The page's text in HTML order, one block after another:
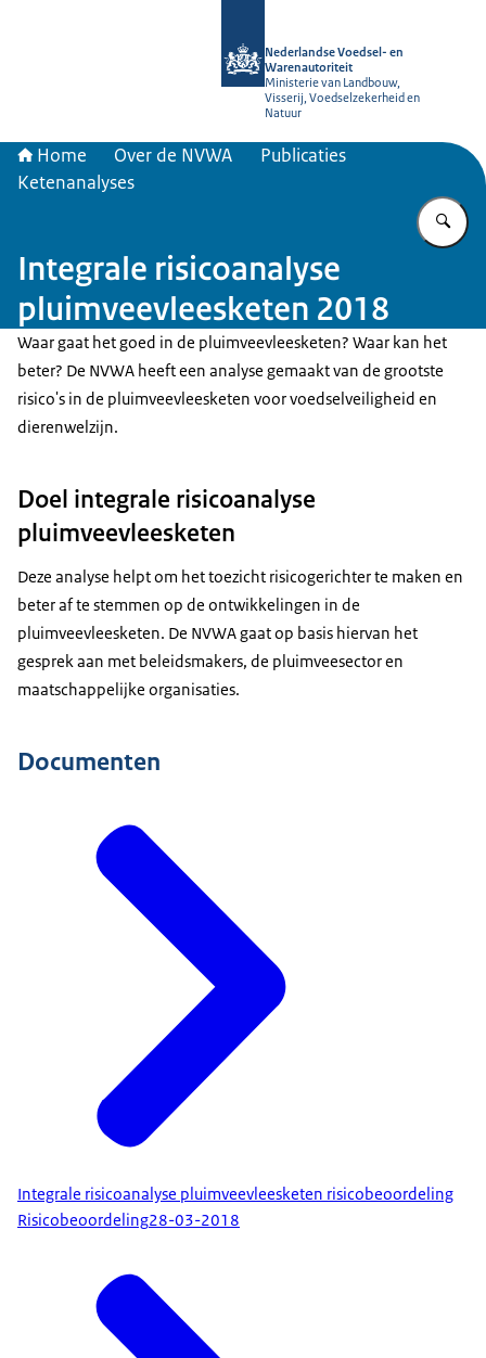
Nederlandse Voedsel- en
Warenautoriteit
Ministerie van Landbouw,
Visserij, Voedselzekerheid en
Natuur
Home Over de NVWA
Publicaties
Ketenanalyses
Integrale risicoanalyse
pluimveevleesketen 2018
Waar gaat het goed in de pluimveevleesketen? Waar kan het
beter? De NVWA heeft een analyse gemaakt van de grootste
risico's in de pluimveevleesketen voor voedselveiligheid en
dierenwelzijn.
Doel integrale risicoanalyse
pluimveevleesketen
Deze analyse helpt om het toezicht risicogerichter te maken en
beter af te stemmen op de ontwikkelingen in de
pluimveevleesketen. De NVWA gaat op basis hiervan het
gesprek aan met beleidsmakers, de pluimveesector en
maatschappelijke organisaties.
Documenten
Integrale risicoanalyse pluimveevleesketen risicobeoordeling
Risicobeoordeling28-03-2018